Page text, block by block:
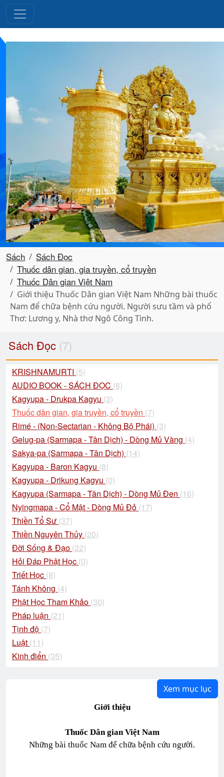
Sách
Sách Đọc
Thuốc dân gian, gia truyền, cổ truyền
Thuốc Dân gian Việt Nam
Giới thiệu Thuốc Dân gian Việt Nam Những bài thuốc
Nam để chữa bệnh cứu người. Người sưu tầm và phổ
Thơ: Lương y, Nhà thơ Ngô Công Tình.
Sách Đọc (7)
KRISHNAMURTI (5)
AUDIO BOOK - SÁCH ĐỌC (8)
Kagyupa - Drukpa Kagyu (3)
Thuốc dân gian, gia truyền, cổ truyền (7)
Rimé - (Non-Sectarian - Không Bộ Phái) (3)
Gelug-pa (Sarmapa - Tân Dịch) - Dòng Mủ Vàng (4)
Sakya-pa (Sarmapa - Tân Dịch) (14)
Kagyupa - Baron Kagyu (8)
Kagyupa - Drikung Kagyu (0)
Kagyupa (Sarmapa - Tân Dịch) - Dòng Mủ Đen (16)
Nyingmapa - Cổ Mật - Dòng Mủ Đỏ (17)
Thiền Tổ Sư (37)
Thiền Nguyên Thủy (20)
Đời Sống & Đạo (22)
Hỏi Đáp Phật Học (0)
Triết Học (8)
Tánh Không (4)
Phật Học Tham Khảo (30)
Pháp luận (21)
Tịnh độ (7)
Luật (11)
Kinh điển (35)
Xem mục lục
Giới thiệu
Thuốc Dân gian Việt Nam
Những bài thuốc Nam để chữa bệnh cứu người.